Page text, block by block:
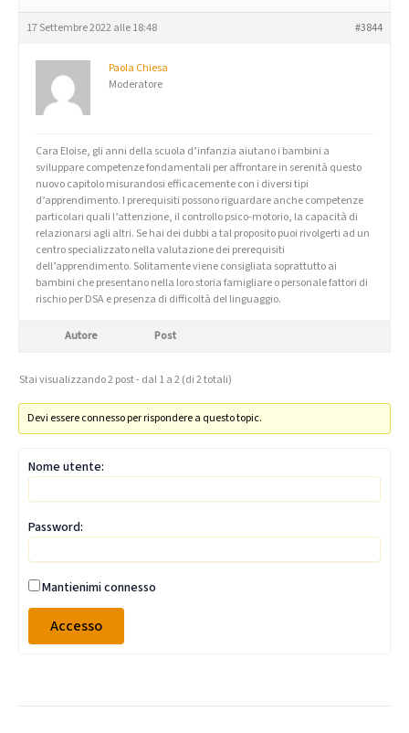
17 Settembre 2022 alle 18:48 #3844
Paola Chiesa
Moderatore
Cara Eloise, gli anni della scuola d’infanzia aiutano i bambini a
sviluppare competenze fondamentali per affrontare in serenità questo
nuovo capitolo misurandosi efficacemente con i diversi tipi
d’apprendimento. I prerequisiti possono riguardare anche competenze
particolari quali l’attenzione, il controllo psico-motorio, la capacità di
relazionarsi agli altri. Se hai dei dubbi a tal proposito puoi rivolgerti ad un
centro specializzato nella valutazione dei prerequisiti
dell’apprendimento. Solitamente viene consigliata soprattutto ai
bambini che presentano nella loro storia famigliare o personale fattori di
rischio per DSA e presenza di difficoltà del linguaggio.
Autore Post
Stai visualizzando 2 post - dal 1 a 2 (di 2 totali)
Devi essere connesso per rispondere a questo topic.
Nome utente:
Password:
Mantienimi connesso
Accesso